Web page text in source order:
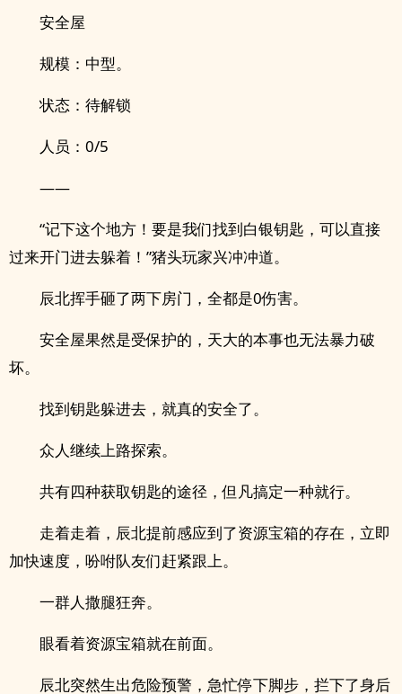
安全屋
规模：中型。
状态：待解锁
人员：0/5
——
“记下这个地方！要是我们找到白银钥匙，可以直接
过来开门进去躲着！”猪头玩家兴冲冲道。
辰北挥手砸了两下房门，全都是0伤害。
安全屋果然是受保护的，天大的本事也无法暴力破
坏。
找到钥匙躲进去，就真的安全了。
众人继续上路探索。
共有四种获取钥匙的途径，但凡搞定一种就行。
走着走着，辰北提前感应到了资源宝箱的存在，立即
加快速度，吩咐队友们赶紧跟上。
一群人撒腿狂奔。
眼看着资源宝箱就在前面。
辰北突然生出危险预警，急忙停下脚步，拦下了身后